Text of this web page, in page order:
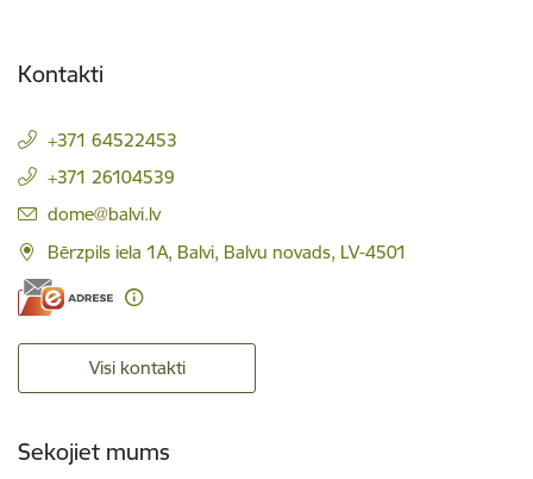
Kontakti
+371 64522453
+371 26104539
E-pasts:
dome@balvi.lv
Bērzpils iela 1A, Balvi, Balvu novads, LV-4501
Visi kontakti
Sekojiet mums